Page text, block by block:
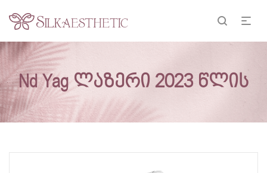
Nd Yag ლაზერი 2023 წლის